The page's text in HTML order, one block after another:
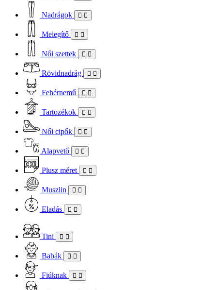
Nadrágok
Melegítő
Női szettek
Rövidnadrág
Fehérnemű
Tartozékok
Női cipők
Alapvető
Plusz méret
Muszlin
Eladás
Tini
Babák
Fiúknak